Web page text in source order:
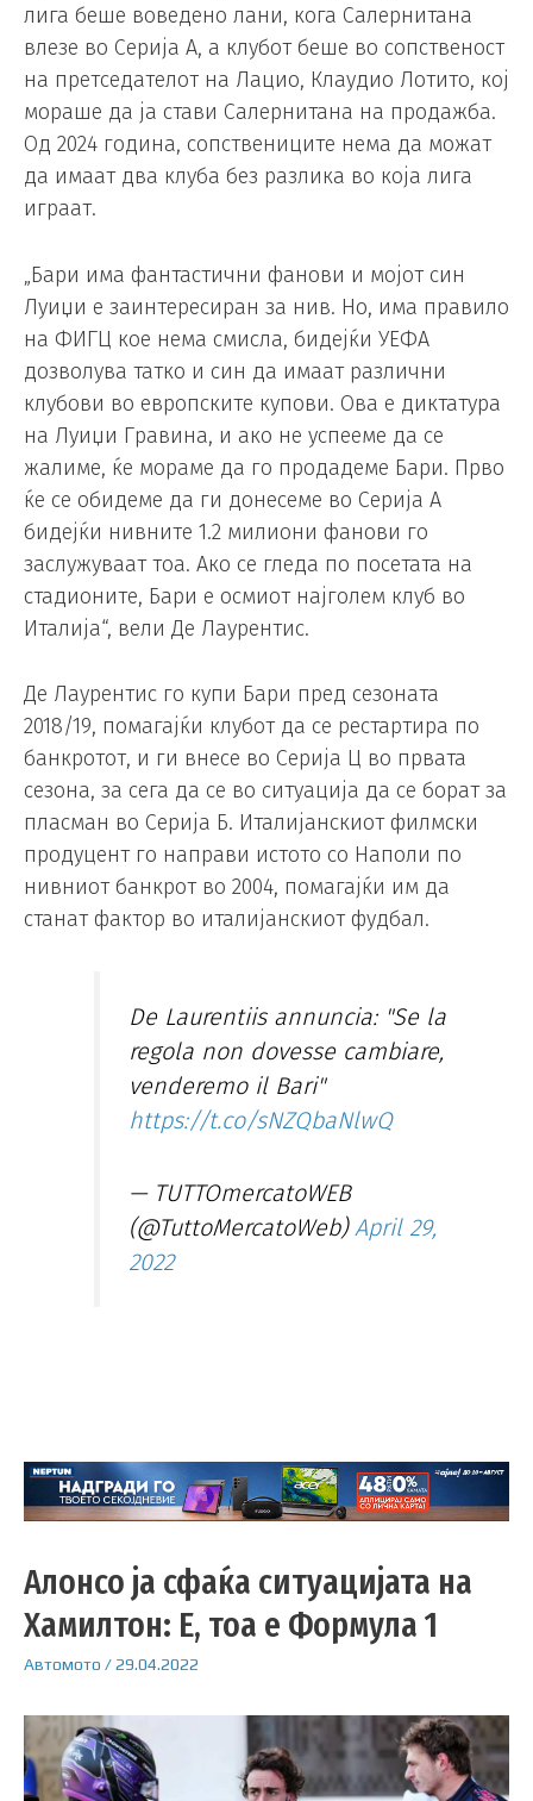
лига беше воведено лани, кога Салернитана
влезе во Серија А, а клубот беше во сопственост
на претседателот на Лацио, Клаудио Лотито, кој
мораше да ја стави Салернитана на продажба.
Од 2024 година, сопствениците нема да можат
да имаат два клуба без разлика во која лига
играат.
„Бари има фантастични фанови и мојот син
Луиџи е заинтересиран за нив. Но, има правило
на ФИГЦ кое нема смисла, бидејќи УЕФА
дозволува татко и син да имаат различни
клубови во европските купови. Ова е диктатура
на Луиџи Гравина, и ако не успееме да се
жалиме, ќе мораме да го продадеме Бари. Прво
ќе се обидеме да ги донесеме во Серија А
бидејќи нивните 1.2 милиони фанови го
заслужуваат тоа. Ако се гледа по посетата на
стадионите, Бари е осмиот најголем клуб во
Италија“, вели Де Лаурентис.
Де Лаурентис го купи Бари пред сезоната
2018/19, помагајќи клубот да се рестартира по
банкротот, и ги внесе во Серија Ц во првата
сезона, за сега да се во ситуација да се борат за
пласман во Серија Б. Италијанскиот филмски
продуцент го направи истото со Наполи по
нивниот банкрот во 2004, помагајќи им да
станат фактор во италијанскиот фудбал.
De Laurentiis annuncia: "Se la
regola non dovesse cambiare,
venderemo il Bari"
https://t.co/sNZQbaNlwQ
— TUTTOmercatoWEB
(@TuttoMercatoWeb) April 29,
2022
Алонсо ја сфаќа ситуацијата на
Хамилтон: Е, тоа е Формула 1
Автомото /29.04.2022